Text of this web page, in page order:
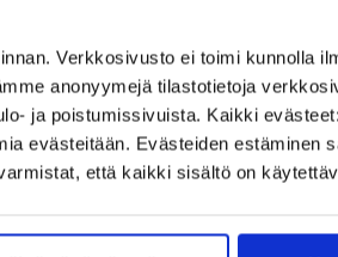
Verkkosivusto ei toimi kunnolla
anonyymejä tilastotietoja
ja poistumissivuista. Kaikki
evästeitään. Evästeiden estäminen
että kaikki sisältö on
Alustajat Susanna Ågren ja Miina